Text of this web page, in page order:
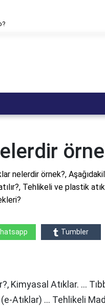
nelerdir örnek?,
Tehlikeli ve plastik
Tumbler
Kimyasal Atıklar. ...
Atıklar) ... Tehlikeli